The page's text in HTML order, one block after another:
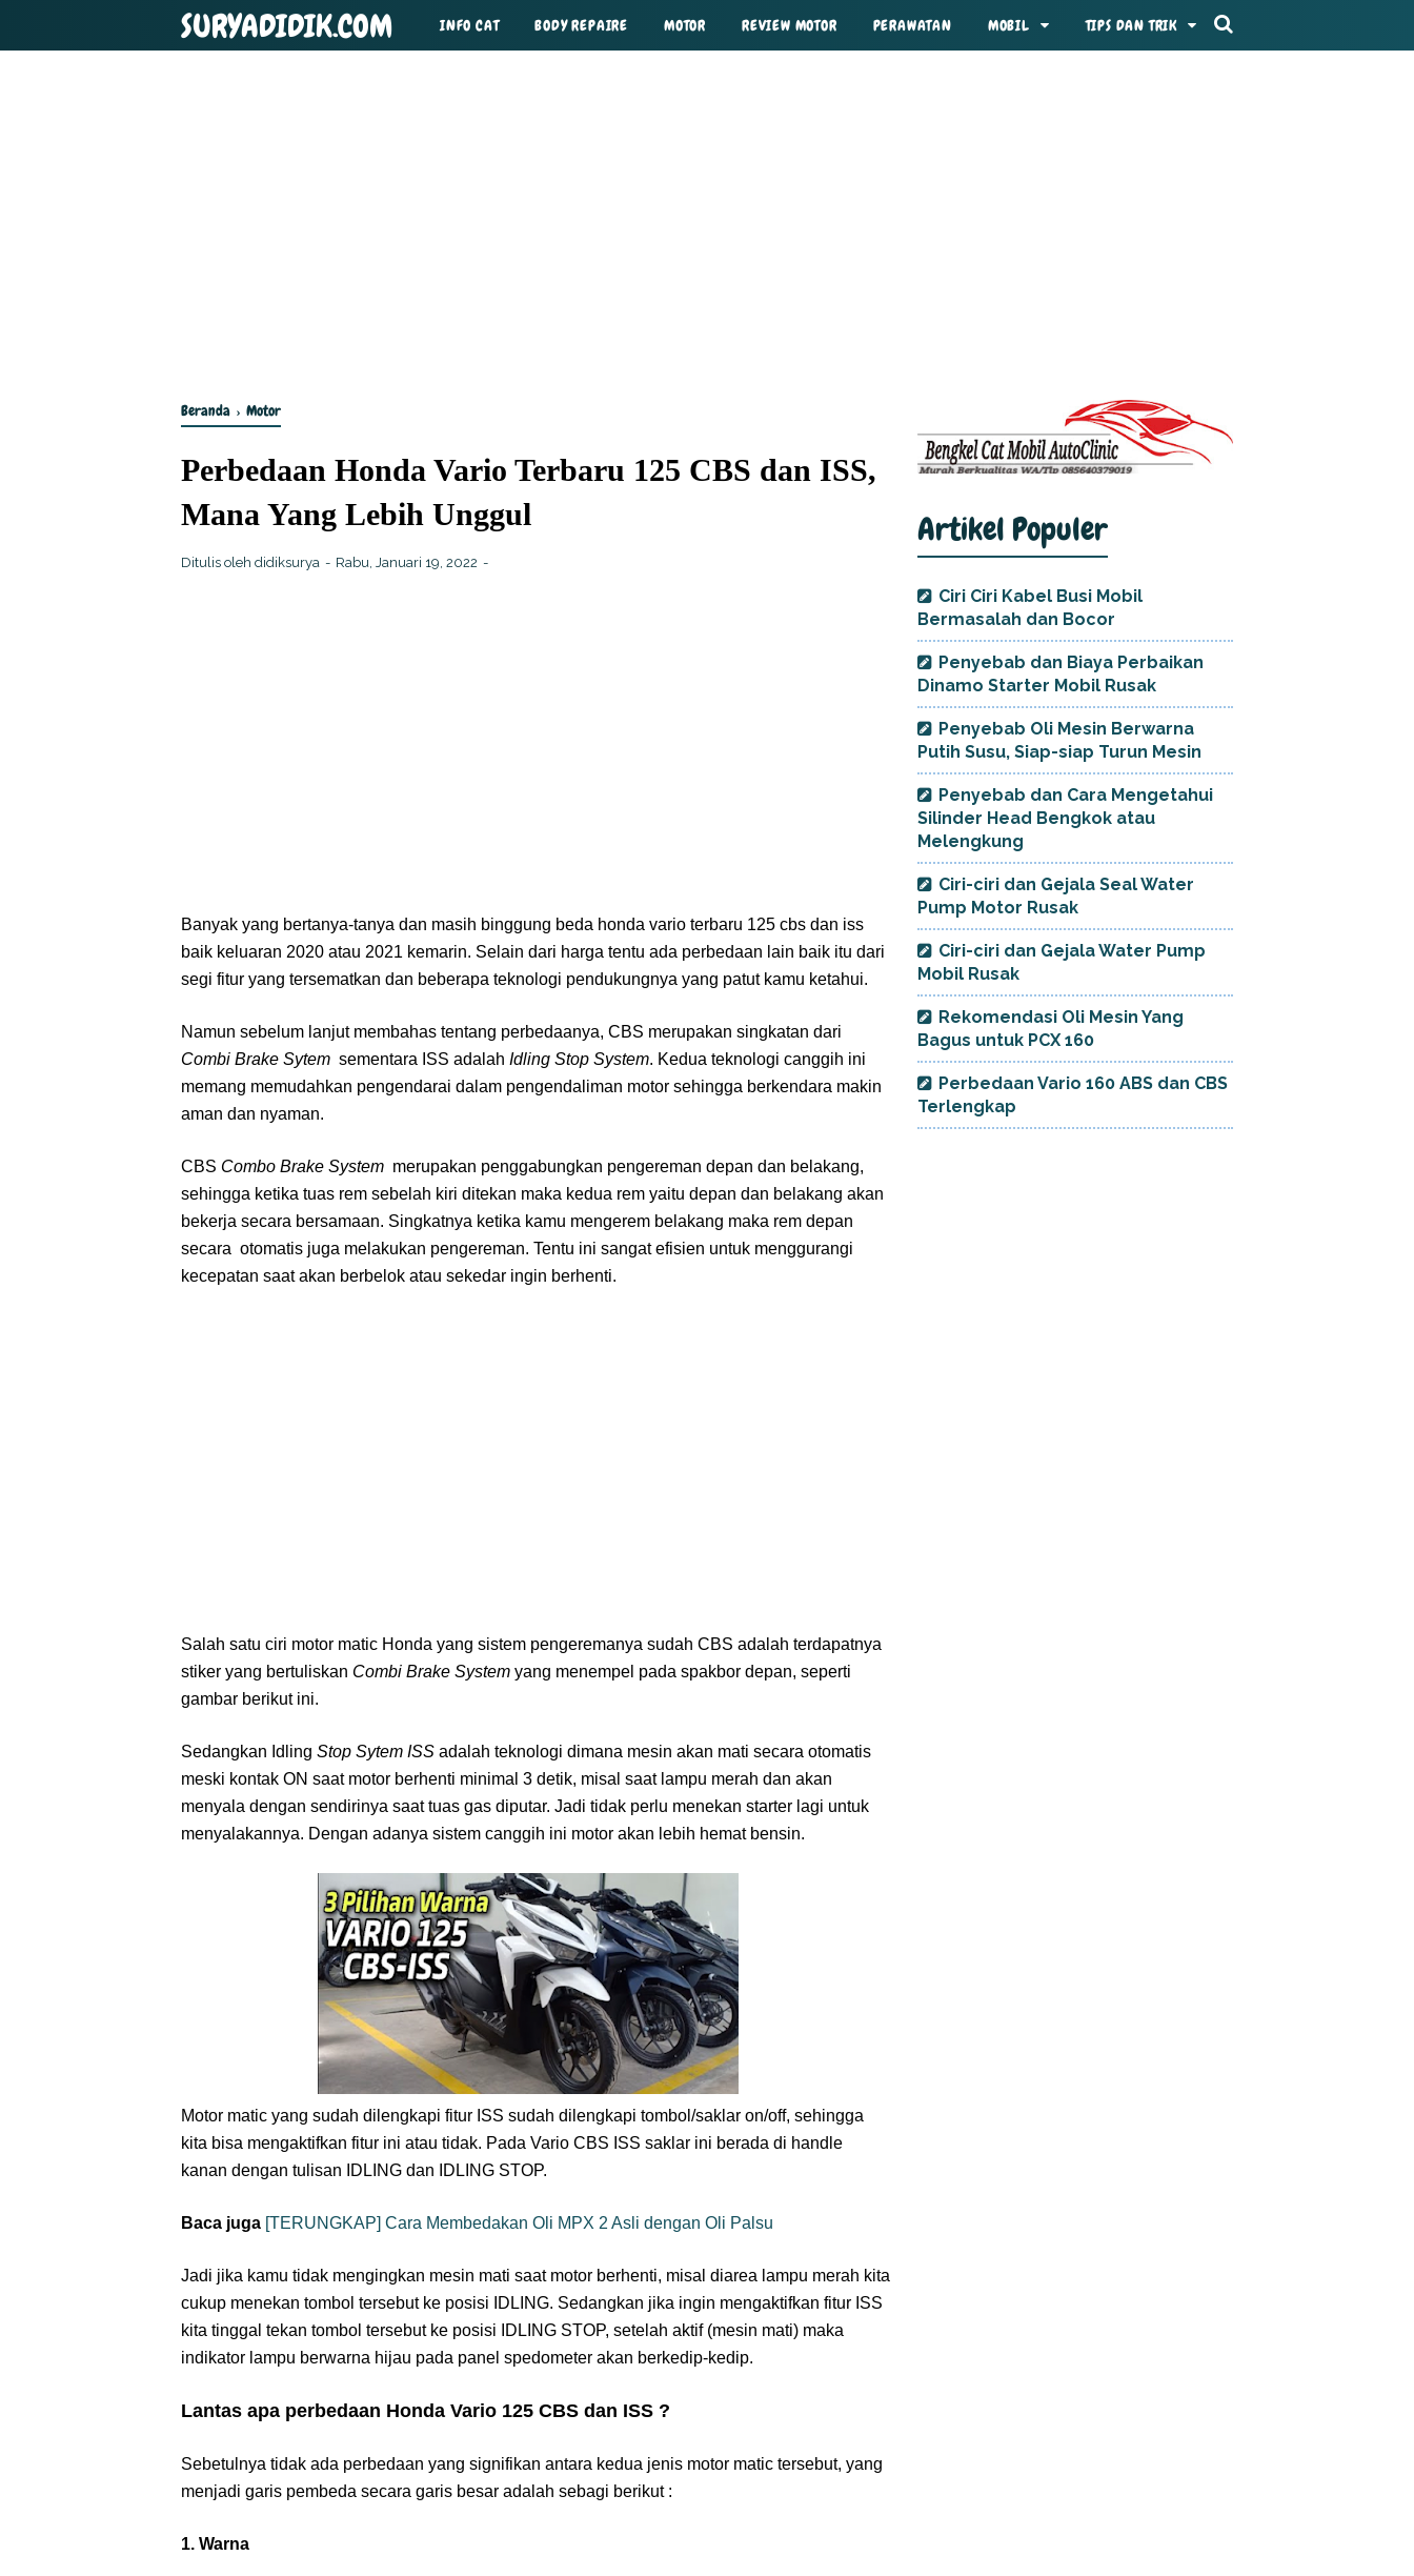
SURYADIDIK.COM INFO CAT BODY REPAIRE MOTOR REVIEW MOTOR PERAWATAN MOBIL TIPS DAN TRIK
Beranda › Motor
Perbedaan Honda Vario Terbaru 125 CBS dan ISS,
Mana Yang Lebih Unggul
Ditulis oleh didiksurya Rabu, Januari 19, 2022
Banyak yang bertanya-tanya dan masih binggung beda honda vario terbaru 125 cbs dan iss
baik keluaran 2020 atau 2021 kemarin. Selain dari harga tentu ada perbedaan lain baik itu dari
segi fitur yang tersematkan dan beberapa teknologi pendukungnya yang patut kamu ketahui.
Namun sebelum lanjut membahas tentang perbedaanya, CBS merupakan singkatan dari
Combi Brake Sytem sementara ISS adalah Idling Stop System. Kedua teknologi canggih ini
memang memudahkan pengendarai dalam pengendaliman motor sehingga berkendara makin
aman dan nyaman.
CBS Combo Brake System merupakan penggabungkan pengereman depan dan belakang,
sehingga ketika tuas rem sebelah kiri ditekan maka kedua rem yaitu depan dan belakang akan
bekerja secara bersamaan. Singkatnya ketika kamu mengerem belakang maka rem depan
secara otomatis juga melakukan pengereman. Tentu ini sangat efisien untuk menggurangi
kecepatan saat akan berbelok atau sekedar ingin berhenti.
Salah satu ciri motor matic Honda yang sistem pengeremanya sudah CBS adalah terdapatnya
stiker yang bertuliskan Combi Brake System yang menempel pada spakbor depan, seperti
gambar berikut ini.
Sedangkan Idling Stop Sytem ISS adalah teknologi dimana mesin akan mati secara otomatis
meski kontak ON saat motor berhenti minimal 3 detik, misal saat lampu merah dan akan
menyala dengan sendirinya saat tuas gas diputar. Jadi tidak perlu menekan starter lagi untuk
menyalakannya. Dengan adanya sistem canggih ini motor akan lebih hemat bensin.
Motor matic yang sudah dilengkapi fitur ISS sudah dilengkapi tombol/saklar on/off, sehingga
kita bisa mengaktifkan fitur ini atau tidak. Pada Vario CBS ISS saklar ini berada di handle
kanan dengan tulisan IDLING dan IDLING STOP.
Baca juga [TERUNGKAP] Cara Membedakan Oli MPX 2 Asli dengan Oli Palsu
Jadi jika kamu tidak mengingkan mesin mati saat motor berhenti, misal diarea lampu merah kita
cukup menekan tombol tersebut ke posisi IDLING. Sedangkan jika ingin mengaktifkan fitur ISS
kita tinggal tekan tombol tersebut ke posisi IDLING STOP, setelah aktif (mesin mati) maka
indikator lampu berwarna hijau pada panel spedometer akan berkedip-kedip.
Lantas apa perbedaan Honda Vario 125 CBS dan ISS ?
Sebetulnya tidak ada perbedaan yang signifikan antara kedua jenis motor matic tersebut, yang
menjadi garis pembeda secara garis besar adalah sebagi berikut :
1. Warna
Artikel Populer
Ciri Ciri Kabel Busi Mobil
Bermasalah dan Bocor
Penyebab dan Biaya Perbaikan
Dinamo Starter Mobil Rusak
Penyebab Oli Mesin Berwarna
Putih Susu, Siap-siap Turun Mesin
Penyebab dan Cara Mengetahui
Silinder Head Bengkok atau
Melengkung
Ciri-ciri dan Gejala Seal Water
Pump Motor Rusak
Ciri-ciri dan Gejala Water Pump
Mobil Rusak
Rekomendasi Oli Mesin Yang
Bagus untuk PCX 160
Perbedaan Vario 160 ABS dan CBS
Terlengkap